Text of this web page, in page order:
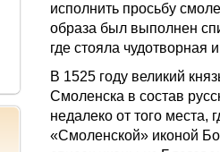
исполнить просьбу
образа был выполнен
где стояла чудотворная
В 1525 году великий
Смоленска в состав
недалеко от того места,
«Смоленской» иконой